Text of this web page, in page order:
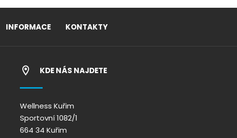
INFORMACE KONTAKTY
KDE NÁS NAJDETE
Wellness Kuřim
Sportovní 1082/1
664 34 Kuřim